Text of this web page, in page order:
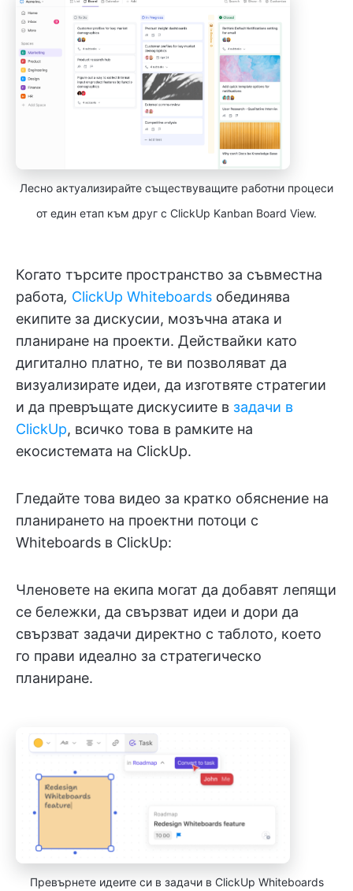
Лесно актуализирайте съществуващите работни процеси
от един етап към друг с ClickUp Kanban Board View.
Когато търсите пространство за съвместна
работа, ClickUp Whiteboards обединява
екипите за дискусии, мозъчна атака и
планиране на проекти. Действайки като
дигитално платно, те ви позволяват да
визуализирате идеи, да изготвяте стратегии
и да превръщате дискусиите в задачи в
ClickUp, всичко това в рамките на
екосистемата на ClickUp.
Гледайте това видео за кратко обяснение на
планирането на проектни потоци с
Whiteboards в ClickUp:
Членовете на екипа могат да добавят лепящи
се бележки, да свързват идеи и дори да
свързват задачи директно с таблото, което
го прави идеално за стратегическо
планиране.
Превърнете идеите си в задачи в ClickUp Whiteboards